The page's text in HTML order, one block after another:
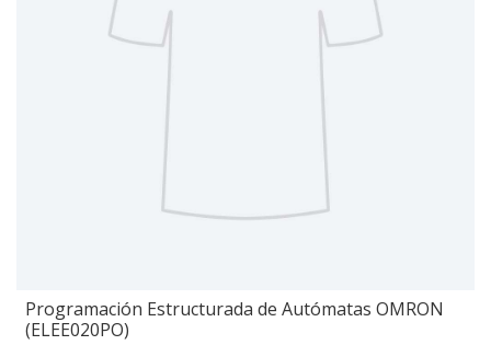
Programación Estructurada de Autómatas OMRON
(ELEE020PO)